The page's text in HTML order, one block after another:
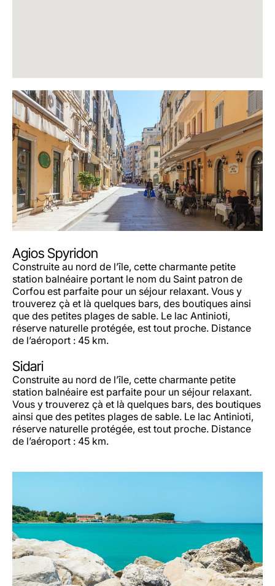
Agios Spyridon
Construite au nord de l’île, cette charmante petite
station balnéaire portant le nom du Saint patron de
Corfou est parfaite pour un séjour relaxant. Vous y
trouverez çà et là quelques bars, des boutiques ainsi
que des petites plages de sable. Le lac Antinioti,
réserve naturelle protégée, est tout proche. Distance
de l’aéroport : 45 km.
Sidari
Construite au nord de l’île, cette charmante petite
station balnéaire est parfaite pour un séjour relaxant.
Vous y trouverez çà et là quelques bars, des boutiques
ainsi que des petites plages de sable. Le lac Antinioti,
réserve naturelle protégée, est tout proche. Distance
de l’aéroport : 45 km.